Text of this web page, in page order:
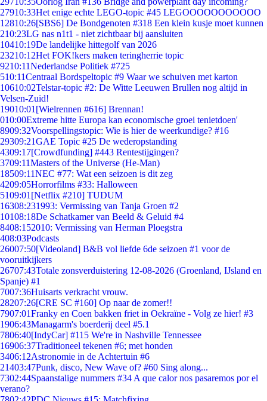
27910:33Het enige echte LEGO-topic #45 LEGOOOOOOOOOOO
12810:26[SBS6] De Bondgenoten #318 Een klein kusje moet kunnen
210:23LG nas n1t1 - niet zichtbaar bij aansluiten
10410:19De landelijke hittegolf van 2026
23210:12Het FOK!kers maken teringherrie topic
9210:11Nederlandse Politiek #725
510:11Centraal Bordspeltopic #9 Waar we schuiven met karton
10610:02Telstar-topic #2: De Witte Leeuwen Brullen nog altijd in
Velsen-Zuid!
19010:01 [Wielrennen #616] Brennan!
010:00Extreme hitte Europa kan economische groei tenietdoen'
8909:32Voorspellingstopic: Wie is hier de weerkundige? #16
29309:21GAE Topic #25 De wederopstanding
4309:17[Crowdfunding] #443 Rentestijgingen?
3709:11Masters of the Universe (He-Man)
18509:11NEC #77: Wat een seizoen is dit zeg
4209:05Horrorfilms #33: Halloween
5109:01 [Netflix #210] TUDUM
16308:231993: Vermissing van Tanja Groen #2
10108:18De Schatkamer van Beeld & Geluid #4
8408:152010: Vermissing van Herman Ploegstra
408:03Podcasts
26007:50[Videoland] B&B vol liefde 6de seizoen #1 voor de
vooruitkijkers
26707:43Totale zonsverduistering 12-08-2026 (Groenland, IJsland en
Spanje) #1
7007:36Huisarts verkracht vrouw.
28207:26[CRE SC #160] Op naar de zomer!!
7907:01Franky en Coen bakken friet in Oekraïne - Volg ze hier! #3
1906:43Managarm's boerderij deel #5.1
7806:40[IndyCar] #115 We're in Nashville Tennessee
16906:37Traditioneel tekenen #6; met honden
3406:12Astronomie in de Achtertuin #6
21403:47Punk, disco, New Wave of? #60 Sing along...
7302:44Spaanstalige nummers #34 A que calor nos pasaremos por el
verano?